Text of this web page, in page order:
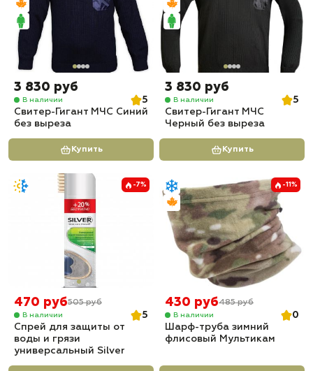
3 830 руб
В наличии
5
Свитер-Гигант МЧС Синий
без выреза
Купить
3 830 руб
В наличии
5
Свитер-Гигант МЧС
Черный без выреза
Купить
-7%
470 руб505 руб
В наличии
5
Спрей для защиты от
воды и грязи
универсальный Silver
-11%
430 руб485 руб
В наличии
0
Шарф-труба зимний
флисовый Мультикам